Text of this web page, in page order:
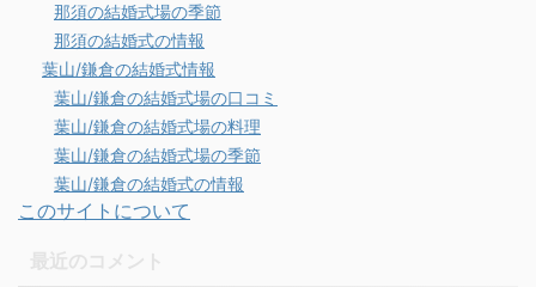
那須の結婚式場の季節
那須の結婚式の情報
葉山/鎌倉の結婚式情報
葉山/鎌倉の結婚式場の口コミ
葉山/鎌倉の結婚式場の料理
葉山/鎌倉の結婚式場の季節
葉山/鎌倉の結婚式の情報
このサイトについて